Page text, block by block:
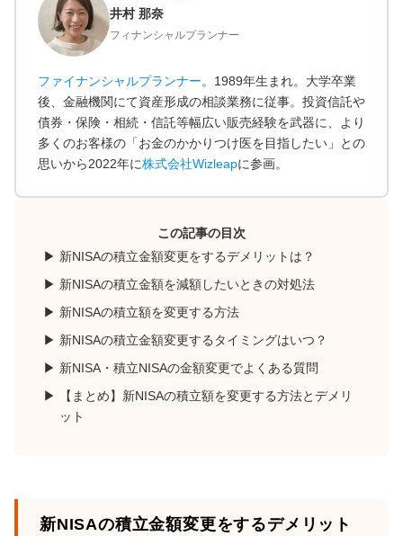
井村 那奈
フィナンシャルプランナー
ファイナンシャルプランナー。1989年生まれ。大学卒業
後、金融機関にて資産形成の相談業務に従事。投資信託や
債券・保険・相続・信託等幅広い販売経験を武器に、より
多くのお客様の「お金のかかりつけ医を目指したい」との
思いから2022年に株式会社Wizleapに参画。
この記事の目次
新NISAの積立金額変更をするデメリットは？
新NISAの積立金額を減額したいときの対処法
新NISAの積立額を変更する方法
新NISAの積立金額変更するタイミングはいつ？
新NISA・積立NISAの金額変更でよくある質問
【まとめ】新NISAの積立額を変更する方法とデメリ
ット
新NISAの積立金額変更をするデメリット